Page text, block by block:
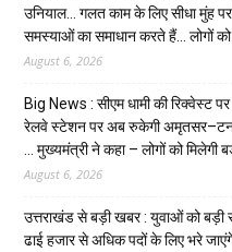
उनियाल… गलत काम के लिए सीधा मुंह
समस्याओं का समाधान करते हैं… लोगों
August 6, 2026
Big News : सीएम धामी की रिक्वेस्ट
रेलवे स्टेशन पर अब रुकेगी
… मुख्यमंत्री ने कहा – लोगों को मिलेगी
August 6, 2026
उत्तराखंड से बड़ी खबर : युवाओं को बड़ी
ढाई हजार से अधिक पदों के लिए भरे जाएंगे